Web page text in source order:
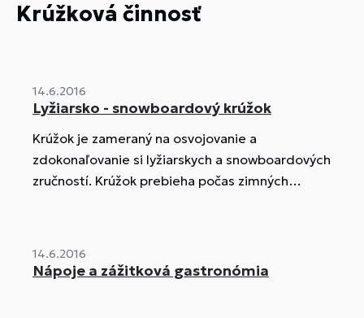
Krúžková činnosť
14.6.2016
Lyžiarsko - snowboardový krúžok
Krúžok je zameraný na osvojovanie a
zdokonaľovanie si lyžiarskych a snowboardových
zručností. Krúžok prebieha počas zimných
14.6.2016
Nápoje a zážitková gastronómia